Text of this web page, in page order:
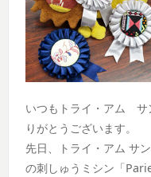
いつもトライ・アム サ
りがとうございます。
先日、トライ・アム サ
の刺しゅうミシン「